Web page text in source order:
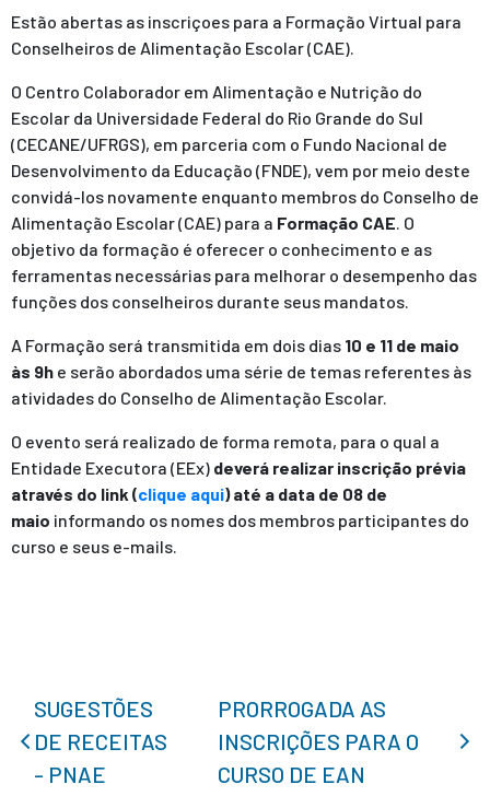
Estão abertas as inscriçoes para a Formação Virtual para
Conselheiros de Alimentação Escolar (CAE).
O Centro Colaborador em Alimentação e Nutrição do
Escolar da Universidade Federal do Rio Grande do Sul
(CECANE/UFRGS), em parceria com o Fundo Nacional de
Desenvolvimento da Educação (FNDE), vem por meio deste
convidá-los novamente enquanto membros do Conselho de
Alimentação Escolar (CAE) para a Formação CAE. O
objetivo da formação é oferecer o conhecimento e as
ferramentas necessárias para melhorar o desempenho das
funções dos conselheiros durante seus mandatos.
A Formação será transmitida em dois dias 10 e 11 de maio
às 9h e serão abordados uma série de temas referentes às
atividades do Conselho de Alimentação Escolar.
O evento será realizado de forma remota, para o qual a
Entidade Executora (EEx) deverá realizar inscrição prévia
através do link (clique aqui) até a data de 08 de
maio informando os nomes dos membros participantes do
curso e seus e-mails.
SUGESTÕES
DE RECEITAS
- PNAE
PRORROGADA AS
INSCRIÇÕES PARA O
CURSO DE EAN